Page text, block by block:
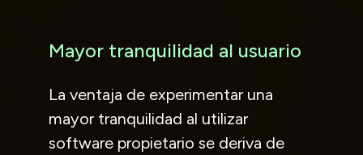
Mayor tranquilidad al usuario
La ventaja de experimentar una
mayor tranquilidad al utilizar
software propietario se deriva de